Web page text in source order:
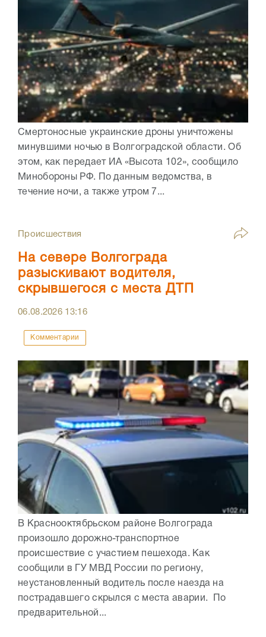
Смертоносные украинские дроны уничтожены
минувшими ночью в Волгоградской области. Об
этом, как передает ИА «Высота 102», сообщило
Минобороны РФ. По данным ведомства, в
течение ночи, а также утром 7...
Происшествия
На севере Волгограда
разыскивают водителя,
скрывшегося с места ДТП
06.08.2026 13:16
Комментарии
В Краснооктябрьском районе Волгограда
произошло дорожно-транспортное
происшествие с участием пешехода. Как
сообщили в ГУ МВД России по региону,
неустановленный водитель после наезда на
пострадавшего скрылся с места аварии. По
предварительной...